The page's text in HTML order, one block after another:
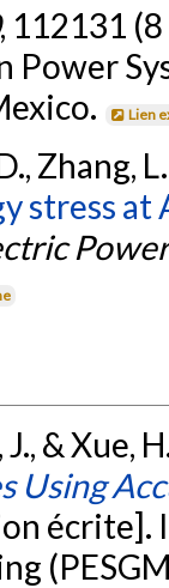
, 112131
Power
Lien
Zhang,
stress at
& Xue,
Using
écrite].